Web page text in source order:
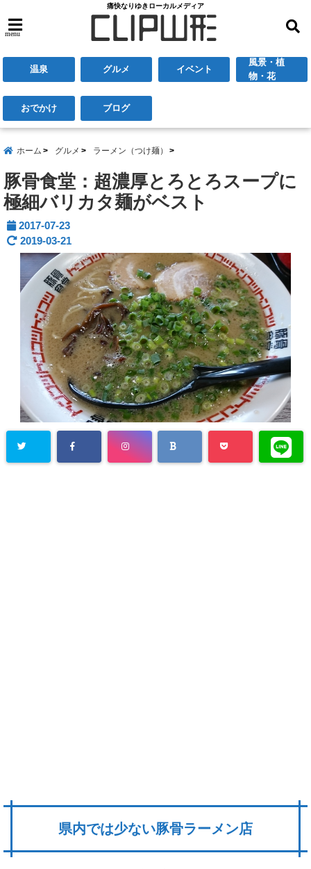
痛快なりゆきローカルメディア
menu
温泉 グルメ イベント
風景・植
物・花
おでかけ ブログ
ホーム グルメ ラーメン（つけ麺）
豚骨食堂：超濃厚とろとろスープに
極細バリカタ麺がベスト
2017-07-23
2019-03-21
県内では少ない豚骨ラーメン店